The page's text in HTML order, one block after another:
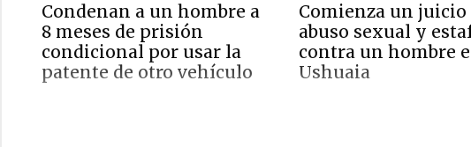
Condenan a un hombre a
8 meses de prisión
condicional por usar la
patente de otro vehículo
Comienza un
abuso sexual y
contra un hombre
Ushuaia